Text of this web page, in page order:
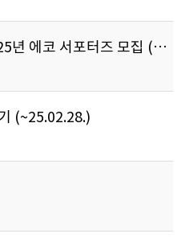
[모집] 화성시환경재단, 2025년 에코 서포터즈 모집 (~02.28)
(~25.02.28.)